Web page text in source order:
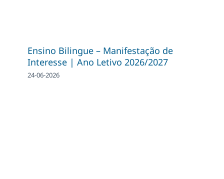
Ensino Bilingue – Manifestação de
Interesse | Ano Letivo 2026/2027
24-06-2026